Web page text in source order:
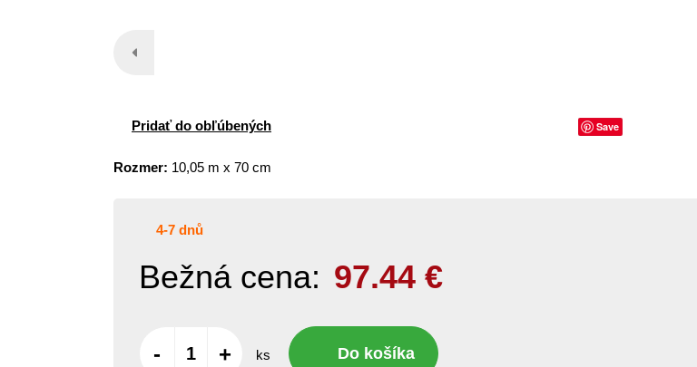
Pridať do obľúbených Save
Rozmer: 10,05 m x 70 cm
4-7 dnů
Bežná cena: 97.44 €
- + ks Do košíka